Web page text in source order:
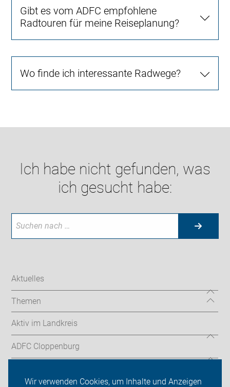
Wir verwenden Cookies, um Inhalte und Anzeigen
Gibt es vom ADFC empfohlene
Radtouren für meine Reiseplanung?
Wo finde ich interessante Radwege?
Ich habe nicht gefunden, was
ich gesucht habe:
Aktuelles
Themen
Aktiv im Landkreis
ADFC Cloppenburg